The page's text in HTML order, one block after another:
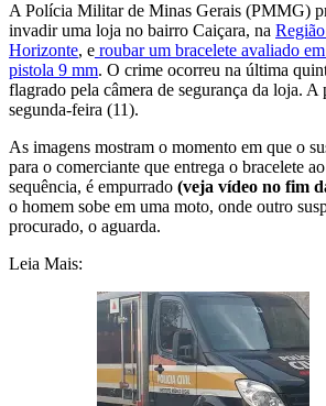
A Polícia Militar de Minas Gerais (PMMG)
invadir uma loja no bairro Caiçara, na
Horizonte, e roubar um bracelete avaliado
pistola 9 mm. O crime ocorreu na última
flagrado pela câmera de segurança da loja. A
segunda-feira (11).
As imagens mostram o momento em que o
para o comerciante que entrega o bracelete
sequência, é empurrado (veja vídeo no fim
o homem sobe em uma moto, onde outro
procurado, o aguarda.
Leia Mais: